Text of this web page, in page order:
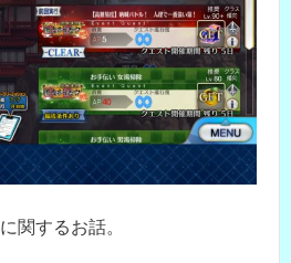
関するお話。